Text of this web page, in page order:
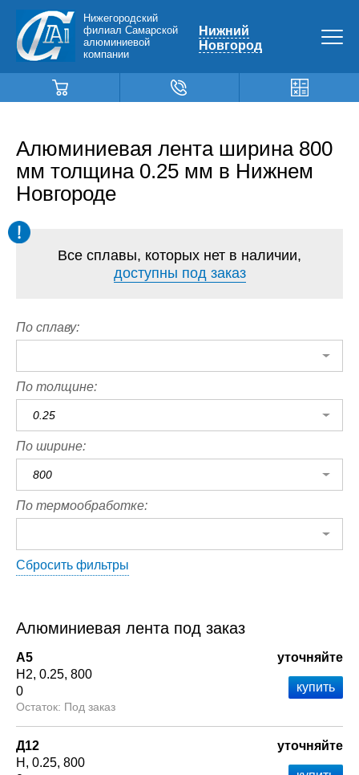
Нижегородский
филиал Самарской
алюминиевой
компании
Нижний
Новгород
Алюминиевая лента ширина 800
мм толщина 0.25 мм в Нижнем
Новгороде
Все сплавы, которых нет в наличии,
доступны под заказ
По сплаву:
По толщине:
0.25
По ширине:
800
По термообработке:
Сбросить фильтры
Алюминиевая лента под заказ
А5
Н2 0.25 800
0
Под заказ
уточняйте
Д12
Н
0.25 800
уточняйте